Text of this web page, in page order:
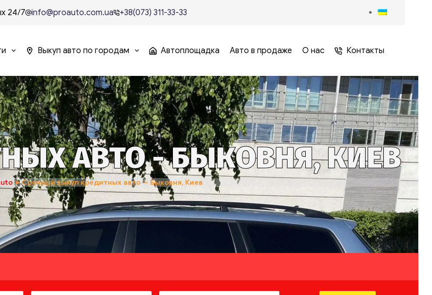
24/7 info@proauto.com.ua +38(073) 311-33-33
Выкуп авто по городам Автоплощадка Авто в продаже О нас Контакты
АВТО - БЫКОВНЯ, КИЕВ
➤Срочный выкуп кредитных авто — Быковня, Киев